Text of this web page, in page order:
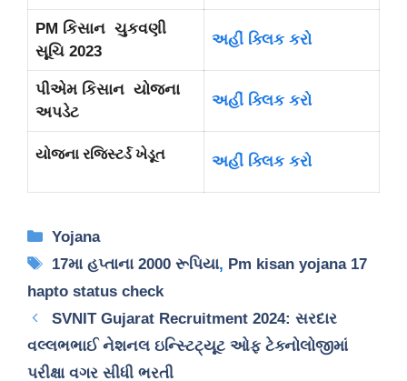
PM કિસાન ચુકવણી
સૂચિ 2023
અહીં ક્લિક કરો
પીએમ કિસાન યોજના
અપડેટ
અહીં ક્લિક કરો
યોજના રજિસ્ટર્ડ ખેડૂત અહીં ક્લિક કરો
Categories
Yojana
Tags
17મા હપ્તાના 2000 રૂપિયા, Pm kisan yojana 17
hapto status check
SVNIT Gujarat Recruitment 2024: સરદાર
વલ્લભભાઈ નેશનલ ઇન્સ્ટિટ્યૂટ ઓફ ટેક્નોલોજીમાં
પરીક્ષા વગર સીધી ભરતી